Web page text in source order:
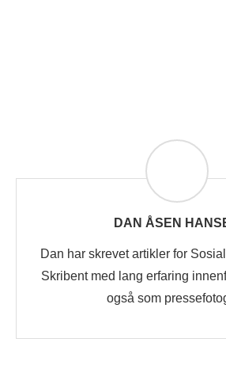
DAN ÅSEN
Dan har skrevet artikler for
Skribent med lang erfaring
også som